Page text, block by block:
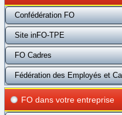
Confédération FO
Site inFO-TPE
FO Cadres
Fédération des Employés et
FO dans votre entreprise